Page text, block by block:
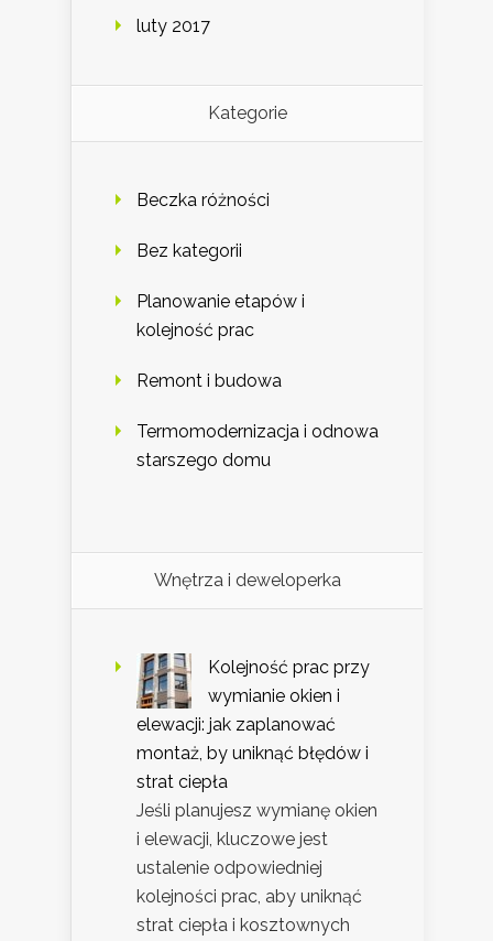
luty 2017
Kategorie
Beczka różności
Bez kategorii
Planowanie etapów i
kolejność prac
Remont i budowa
Termomodernizacja i odnowa
starszego domu
Wnętrza i deweloperka
Kolejność prac przy
wymianie okien i
elewacji: jak zaplanować
montaż, by uniknąć błędów i
strat ciepła
Jeśli planujesz wymianę okien
i elewacji, kluczowe jest
ustalenie odpowiedniej
kolejności prac, aby uniknąć
strat ciepła i kosztownych